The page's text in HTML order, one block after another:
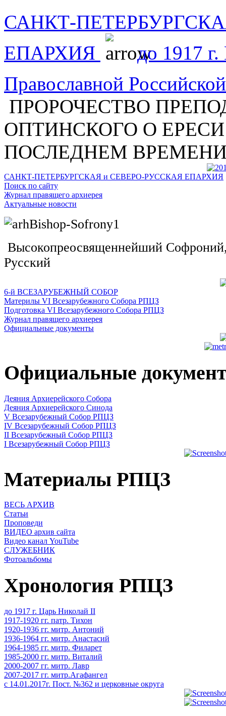
САНКТ-
ЕПАРХИЯ
до 1917
Православной
ПРОРОЧЕСТВО
ОПТИНСКОГО О
ПОСЛЕДНЕМ
САНКТ-ПЕТЕРБУРГСКАЯ и СЕВЕРО-РУССКАЯ ЕПАРХИЯ
Поиск по сайту
Журнал правящего архиерея
Актуальные новости
Высокопреосвященнейший
Русский
6-й ВСЕЗАРУБЕЖНЫЙ СОБОР
Материлы VI Всезарубежного Собора РПЦЗ
Подготовка VI Всезарубежного Собора РПЦЗ
Журнал правящего архиерея
Официальные документы
Официальные
Деяния Архиерейского Собора
Деяния Архиерейского Синода
V Всезарубежный Собор РПЦЗ
IV Всезарубежный Собор РПЦЗ
II Всезарубежный Собор РПЦЗ
I Всезарубежный Собор РПЦЗ
Материалы РПЦЗ
ВЕСЬ АРХИВ
Статьи
Проповеди
ВИДЕО архив сайта
Видео канал YouTube
СЛУЖЕБНИК
Фотоальбомы
Хронология РПЦЗ
до 1917 г. Царь Николай II
1917-1920 гг. патр. Тихон
1920-1936 гг. митр. Антоний
1936-1964 гг. митр. Анастасий
1964-1985 гг. митр. Филарет
1985-2000 гг. митр. Виталий
2000-2007 гг. митр. Лавр
2007-2017 гг. митр.Агафангел
с 14.01.2017г. Пост. №362 и церковные округа